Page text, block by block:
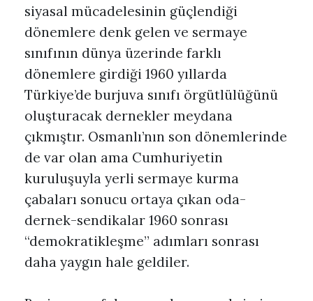
siyasal mücadelesinin güçlendiği
dönemlere denk gelen ve sermaye
sınıfının dünya üzerinde farklı
dönemlere girdiği 1960 yıllarda
Türkiye’de burjuva sınıfı örgütlülüğünü
oluşturacak dernekler meydana
çıkmıştır. Osmanlı’nın son dönemlerinde
de var olan ama Cumhuriyetin
kuruluşuyla yerli sermaye kurma
çabaları sonucu ortaya çıkan oda-
dernek-sendikalar 1960 sonrası
“demokratikleşme” adımları sonrası
daha yaygın hale geldiler.